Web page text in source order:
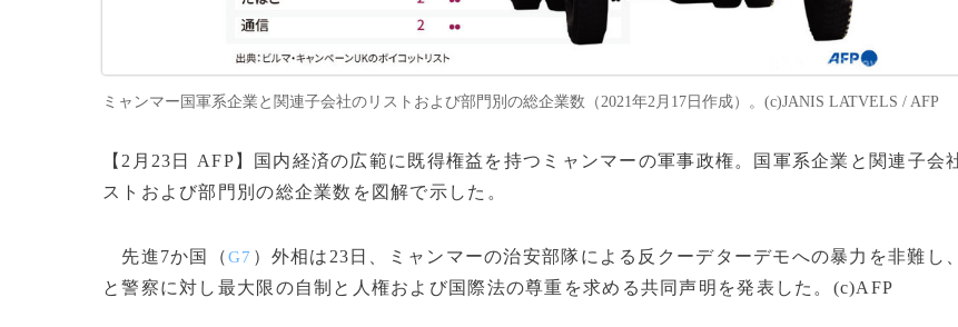
ミャンマー国軍系企業と関連子会社のリストおよび部門別の総企業数（2021年2月17日作成）。(c)JANIS LATVELS / AFP
【2月23日 AFP】国内経済の広範に既得権益を持つミャンマーの軍事政権。国軍系企業と関連子会
ストおよび部門別の総企業数を図解で示した。
先進7か国（G7 ）外相は23日、ミャンマーの治安部隊による反クーデターデモへの暴力を非難し
と警察に対し最大限の自制と人権および国際法の尊重を求める共同声明を発表した。(c)AFP